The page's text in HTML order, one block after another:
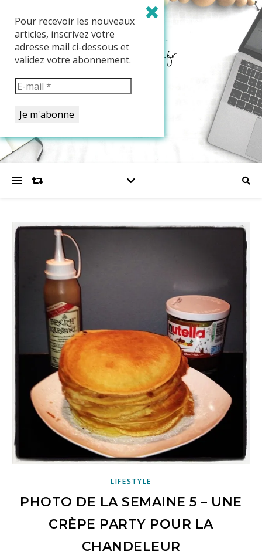
LIFESTYLE
PHOTO DE LA SEMAINE 5 – UNE
CRÈPE PARTY POUR LA
CHANDELEUR
Pour recevoir les nouveaux
articles, inscrivez votre
adresse mail ci-dessous et
validez votre abonnement.